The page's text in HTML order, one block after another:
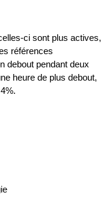
ci sont plus actives,
références
debout pendant deux
heure de plus debout,